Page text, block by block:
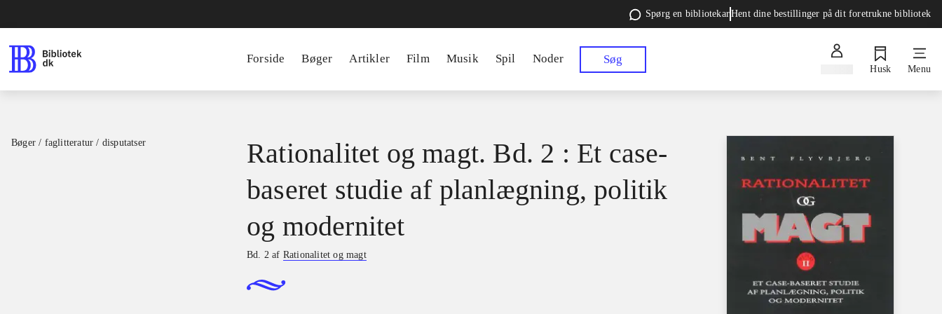
Spørg en bibliotekarHent dine bestillinger på dit foretrukne bibliotek
Forside Bøger Artikler Film Musik Spil Noder Søg
Husk Menu
Bøger / faglitteratur / disputatser
Rationalitet og magt. Bd. 2 : Et case-
baseret studie af planlægning, politik
og modernitet
Bd. 2 af Rationalitet og magt